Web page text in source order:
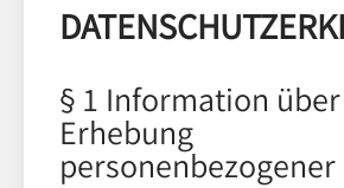
§ 1 Information
Erhebung
personenbezogener